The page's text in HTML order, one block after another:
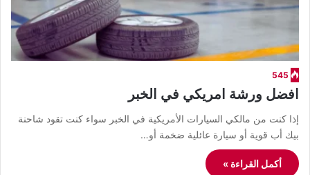
545
افضل ورشة امريكي في الخبر
​إذا كنت من مالكي السيارات الأمريكية في الخبر سواء كنت تقود شاحنة
بيك أب قوية أو سيارة عائلية ضخمة أو…
أكمل القراءة »